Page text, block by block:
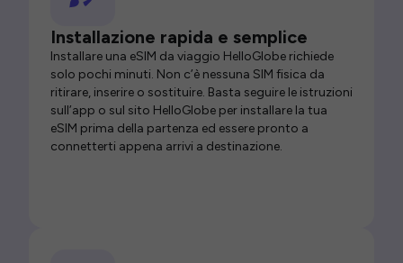
Installazione rapida e semplice
Installare una eSIM da viaggio HelloGlobe richiede
solo pochi minuti. Non c’è nessuna SIM fisica da
ritirare, inserire o sostituire. Basta seguire le istruzioni
sull’app o sul sito HelloGlobe per installare la tua
eSIM prima della partenza ed essere pronto a
connetterti appena arrivi a destinazione.